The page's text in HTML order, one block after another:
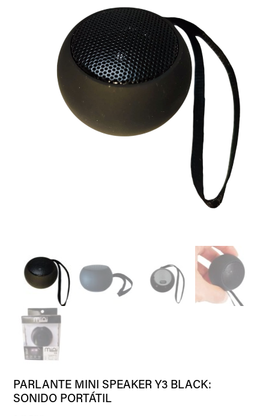
PARLANTE MINI SPEAKER Y3 BLACK:
SONIDO PORTÁTIL